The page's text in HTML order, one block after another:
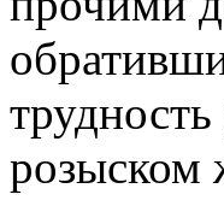
розыском